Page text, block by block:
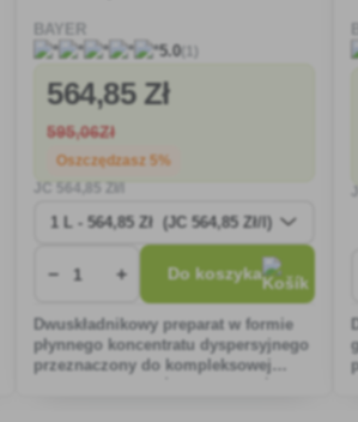
BAYER
5.0(1)
564,85 Zł
595,06Zł
Oszczędzasz 5%
JC ,85 Zł/l
− + Do koszyka
Dwuskładnikowy preparat w formie
płynnego koncentratu dyspersyjnego
przeznaczony do kompleksowej